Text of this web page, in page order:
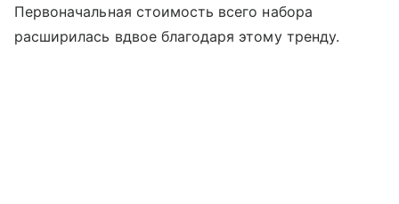
Первоначальная стоимость всего набора
расширилась вдвое благодаря этому тренду.